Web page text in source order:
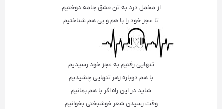
از مخمل درد به تن عشق جامه دوختیم
تا عجز خود را با هم و بی هم شناختیم
تنهایی رفتیم به عجز خود رسیدیم
با هم دوباره زهر تنهایی چشیدیم
شاید در این راه اگر با هم بمانیم
وقت رسیدن شعر خوشبختی بخوانیم